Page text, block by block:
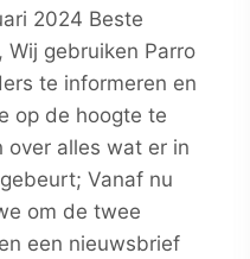
2024 Beste
Wij gebruiken Parro
te informeren en
op de hoogte te
over alles wat er in
Vanaf nu
om de twee
een nieuwsbrief